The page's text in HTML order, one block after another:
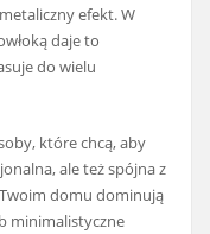
efekt. W
daje to
do wielu
które chcą, aby
ale też spójna z
domu dominują
minimalistyczne